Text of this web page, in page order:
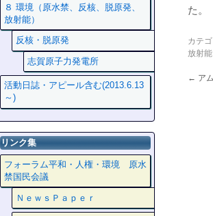
た。
カテ
放射能
← ア
８ 環境（原水禁、反核、脱原発、
放射能）
反核・脱原発
志賀原子力発電所
活動日誌・アピール含む(2013.6.13
～)
リンク集
フォーラム平和・人権・環境 原水
禁国民会議
ＮｅｗｓＰａｐｅｒ